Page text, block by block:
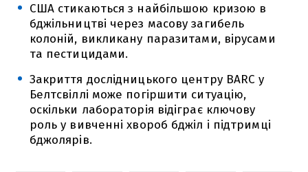
США стикаються з найбільшою кризою в
бджільництві через масову загибель
колоній, викликану паразитами, вірусами
та пестицидами.
Закриття дослідницького центру BARC у
Белтсвіллі може погіршити ситуацію,
оскільки лабораторія відіграє ключову
роль у вивченні хвороб бджіл і підтримці
бджолярів.